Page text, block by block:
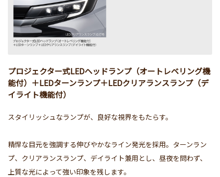
プロジェクター式LEDヘッドランプ（オートレベリング機
能付）＋LEDターンランプ＋LEDクリアランスランプ（デ
イライト機能付）
スタイリッシュなランプが、良好な視界をもたらす。
精悍な目元を強調する伸びやかなライン発光を採用。ターンラン
プ、クリアランスランプ、デイライト兼用とし、昼夜を問わず、
上質な光によって強い印象を残します。